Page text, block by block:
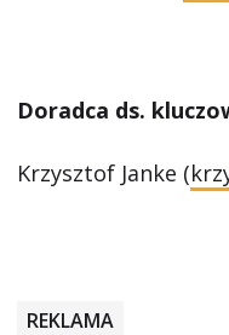
Doradca ds.
Krzysztof Janke (
REKLAMA